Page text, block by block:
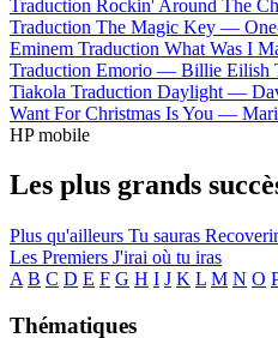
Traduction Rockin' Around The
Traduction The Magic Key —
Eminem Traduction What Was I
Traduction Emorio — Billie Eilish
Tiakola Traduction Daylight —
Want For Christmas Is You —
HP mobile
Les plus grands
Plus qu'ailleurs Tu sauras
Les Premiers J'irai où tu iras
A B C D E F G H I J K L M N O
Thématiques